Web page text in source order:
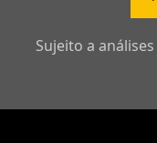
Sujeito a